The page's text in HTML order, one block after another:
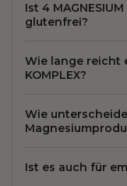
Ist 4
glutenfrei?
Wie lange reicht
KOMPLEX?
Wie
Ist es auch für